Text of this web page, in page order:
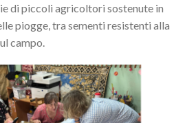
di piccoli agricoltori sostenute in
piogge, tra sementi resistenti alla
campo.